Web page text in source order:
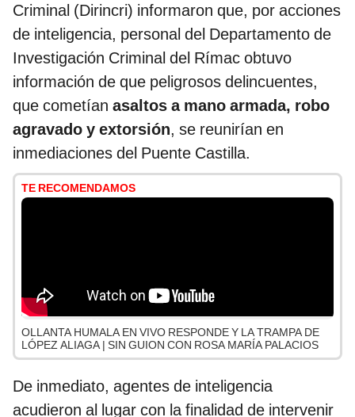
Criminal (Dirincri) informaron que, por acciones
de inteligencia, personal del Departamento de
Investigación Criminal del Rímac obtuvo
información de que peligrosos delincuentes,
que cometían asaltos a mano armada, robo
agravado y extorsión, se reunirían en
inmediaciones del Puente Castilla.
TE RECOMENDAMOS
OLLANTA HUMALA EN VIVO RESPONDE Y LA TRAMPA DE
LÓPEZ ALIAGA | SIN GUION CON ROSA MARÍA PALACIOS
De inmediato, agentes de inteligencia
acudieron al lugar con la finalidad de intervenir